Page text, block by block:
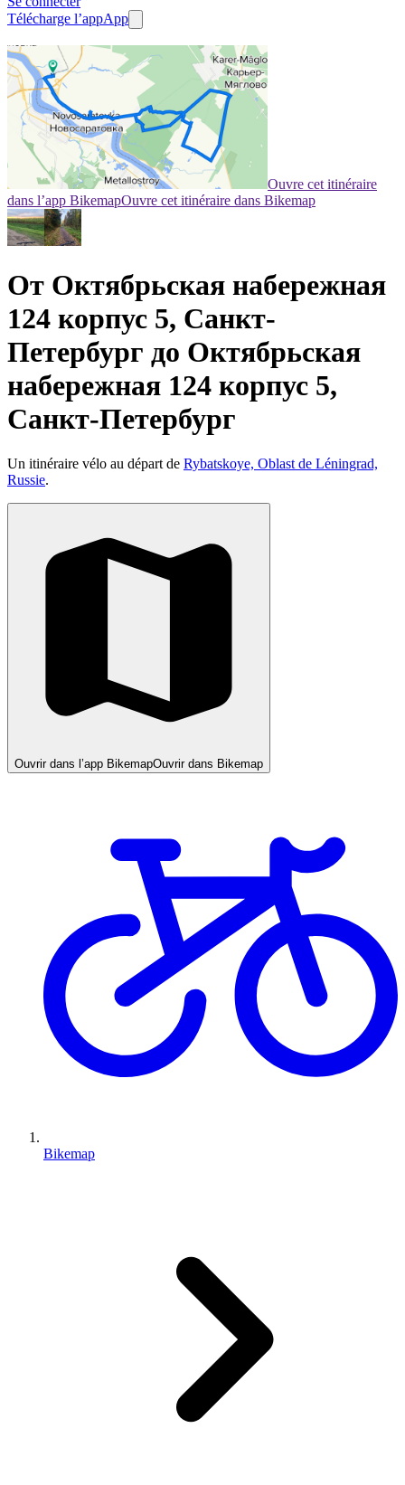
Télécharge l’appApp
Ouvre cet itinéraire
dans l’app BikemapOuvre cet itinéraire dans Bikemap
От Октябрьская набережная
124 корпус 5, Санкт-
Петербург до Октябрьская
набережная 124 корпус 5,
Санкт-Петербург
Un itinéraire vélo au départ de Rybatskoye, Oblast de Léningrad,
Russie.
Ouvrir dans l’app BikemapOuvrir dans Bikemap
Bikemap